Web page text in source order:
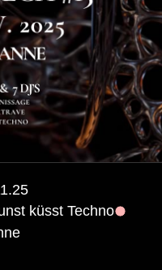
küsst Techno